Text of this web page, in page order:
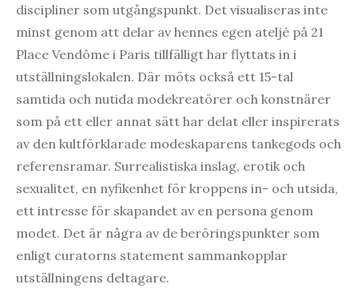
discipliner som utgångspunkt. Det visualiseras inte
minst genom att delar av hennes egen ateljé på 21
Place Vendôme i Paris tillfälligt har flyttats in i
utställningslokalen. Där möts också ett 15-tal
samtida och nutida modekreatörer och konstnärer
som på ett eller annat sätt har delat eller inspirerats
av den kultförklarade modeskaparens tankegods och
referensramar. Surrealistiska inslag, erotik och
sexualitet, en nyfikenhet för kroppens in- och utsida,
ett intresse för skapandet av en persona genom
modet. Det är några av de beröringspunkter som
enligt curatorns statement sammankopplar
utställningens deltagare.